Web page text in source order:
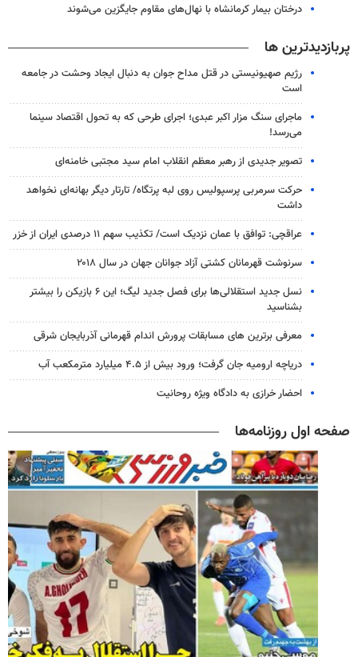
درختان بیمار کرمانشاه با نهال‌های مقاوم جایگزین می‌شوند
پربازدیدترین ها
رژیم صهیونیستی در قتل مداح جوان به دنبال ایجاد وحشت در جامعه
است
ماجرای سنگ مزار اکبر عبدی؛ اجرای طرحی که به تحول اقتصاد سینما
می‌رسد!
تصویر جدیدی از رهبر معظم انقلاب امام سید مجتبی خامنه‌ای
حرکت سرمربی پرسپولیس روی لبه پرتگاه/ تارتار دیگر بهانه‌ای نخواهد
داشت
عراقچی: توافق با عمان نزدیک است/ تکذیب سهم ۱۱ درصدی ایران از خزر
سرنوشت قهرمانان کشتی آزاد جوانان جهان در سال ۲۰۱۸
نسل جدید استقلالی‌ها برای فصل جدید لیگ؛ این ۶ بازیکن را بیشتر
بشناسید
معرفی برترین های مسابقات پرورش اندام قهرمانی آذربایجان شرقی
دریاچه ارومیه جان گرفت؛ ورود بیش از ۴.۵ میلیارد مترمکعب آب
احضار خرازی به دادگاه ویژه روحانیت
صفحه اول روزنامه‌ها